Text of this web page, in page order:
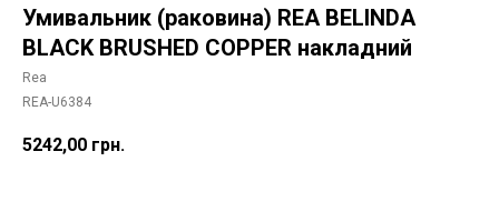
Умивальник (раковина) REA BELINDA
BLACK BRUSHED COPPER накладний
Rea
REA-U6384
5242,00 грн.